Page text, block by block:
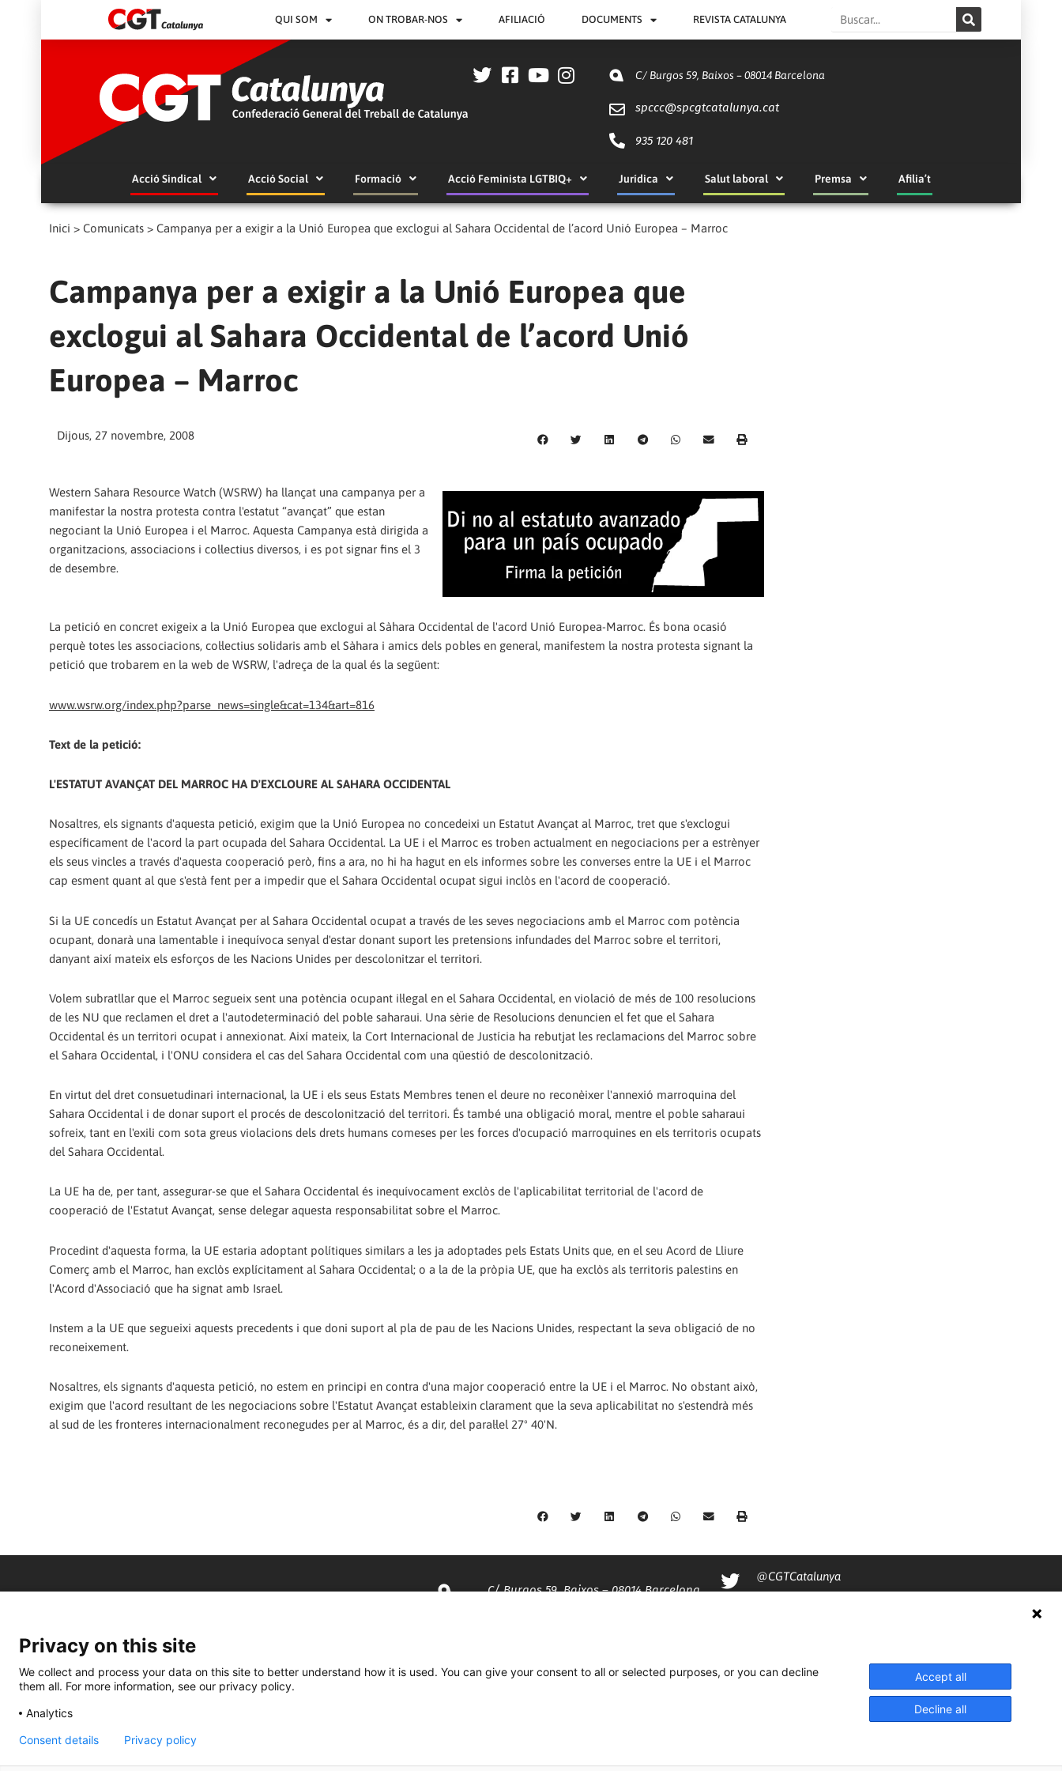
QUI SOM ON TROBAR-NOS AFILIACIÓ DOCUMENTS REVISTA CATALUNYA Search
C/ Burgos 59, Baixos – 08014 Barcelona
spccc@spcgtcatalunya.cat
935 120 481
Acció Sindical Acció Social Formació Acció Feminista LGTBIQ+ Jurídica Salut laboral Premsa Afilia’t
Inici > Comunicats > Campanya per a exigir a la Unió Europea que exclogui al Sahara Occidental de l’acord Unió Europea – Marroc
Campanya per a exigir a la Unió Europea que
exclogui al Sahara Occidental de l’acord Unió
Europea – Marroc
Dijous, 27 novembre, 2008
Western Sahara Resource Watch (WSRW) ha llançat una campanya per a
manifestar la nostra protesta contra l'estatut “avançat” que estan
negociant la Unió Europea i el Marroc. Aquesta Campanya està dirigida a
organitzacions, associacions i col·lectius diversos, i es pot signar fins el 3
de desembre.
La petició en concret exigeix a la Unió Europea que exclogui al Sàhara Occidental de l'acord Unió Europea-Marroc. És bona ocasió
perquè totes les associacions, col·lectius solidaris amb el Sàhara i amics dels pobles en general, manifestem la nostra protesta signant la
petició que trobarem en la web de WSRW, l'adreça de la qual és la següent:
www.wsrw.org/index.php?parse_news=single&cat=134&art=816
Text de la petició:
L'ESTATUT AVANÇAT DEL MARROC HA D'EXCLOURE AL SAHARA OCCIDENTAL
Nosaltres, els signants d'aquesta petició, exigim que la Unió Europea no concedeixi un Estatut Avançat al Marroc, tret que s'exclogui
específicament de l'acord la part ocupada del Sahara Occidental. La UE i el Marroc es troben actualment en negociacions per a estrènyer
els seus vincles a través d'aquesta cooperació però, fins a ara, no hi ha hagut en els informes sobre les converses entre la UE i el Marroc
cap esment quant al que s'està fent per a impedir que el Sahara Occidental ocupat sigui inclòs en l'acord de cooperació.
Si la UE concedís un Estatut Avançat per al Sahara Occidental ocupat a través de les seves negociacions amb el Marroc com potència
ocupant, donarà una lamentable i inequívoca senyal d'estar donant suport les pretensions infundades del Marroc sobre el territori,
danyant així mateix els esforços de les Nacions Unides per descolonitzar el territori.
Volem subratllar que el Marroc segueix sent una potència ocupant il·legal en el Sahara Occidental, en violació de més de 100 resolucions
de les NU que reclamen el dret a l'autodeterminació del poble saharaui. Una sèrie de Resolucions denuncien el fet que el Sahara
Occidental és un territori ocupat i annexionat. Així mateix, la Cort Internacional de Justícia ha rebutjat les reclamacions del Marroc sobre
el Sahara Occidental, i l'ONU considera el cas del Sahara Occidental com una qüestió de descolonització.
En virtut del dret consuetudinari internacional, la UE i els seus Estats Membres tenen el deure no reconèixer l'annexió marroquina del
Sahara Occidental i de donar suport el procés de descolonització del territori. És també una obligació moral, mentre el poble saharaui
sofreix, tant en l'exili com sota greus violacions dels drets humans comeses per les forces d'ocupació marroquines en els territoris ocupats
del Sahara Occidental.
La UE ha de, per tant, assegurar-se que el Sahara Occidental és inequívocament exclòs de l'aplicabilitat territorial de l'acord de
cooperació de l'Estatut Avançat, sense delegar aquesta responsabilitat sobre el Marroc.
Procedint d'aquesta forma, la UE estaria adoptant polítiques similars a les ja adoptades pels Estats Units que, en el seu Acord de Lliure
Comerç amb el Marroc, han exclòs explícitament al Sahara Occidental; o a la de la pròpia UE, que ha exclòs als territoris palestins en
l'Acord d'Associació que ha signat amb Israel.
Instem a la UE que segueixi aquests precedents i que doni suport al pla de pau de les Nacions Unides, respectant la seva obligació de no
reconeixement.
Nosaltres, els signants d'aquesta petició, no estem en principi en contra d'una major cooperació entre la UE i el Marroc. No obstant això,
exigim que l'acord resultant de les negociacions sobre l'Estatut Avançat estableixin clarament que la seva aplicabilitat no s'estendrà més
al sud de les fronteres internacionalment reconegudes per al Marroc, és a dir, del paral·lel 27º 40'N.
C/ Burgos 59, Baixos – 08014 Barcelona
@CGTCatalunya
Privacy on this site
We collect and process your data on this site to better understand how it is used. You can give your consent to all or selected purposes, or you can decline
them all. For more information, see our privacy policy.
Analytics
Accept all
Decline all
Consent details Privacy policy